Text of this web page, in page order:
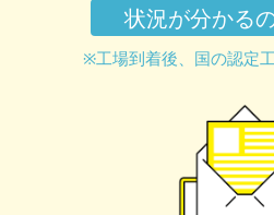
状況が分かる
※工場到着後、国の認定